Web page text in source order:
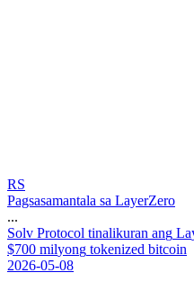
RS
Pagsasamantala sa LayerZero
...
Solv Protocol tinalikuran ang La
$700 milyong tokenized bitcoin
2026-05-08